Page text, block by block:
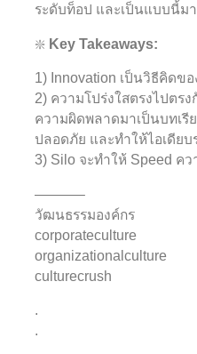
ระดับท็อป และเป็นแบบนี้ม
❇️ Key Takeaways:
1) Innovation เป็นวิธีคิดข
2) ความโปร่งใสตรงไปตร
ความผิดพลาดมาเป็นบทเรี
ปลอดภัย และทำให้ไอเดียบ
3) Silo จะทำให้ Speed ค
———–
วัฒนธรรมองค์กร
corporateculture
organizationalculture
culturecrush
.
.